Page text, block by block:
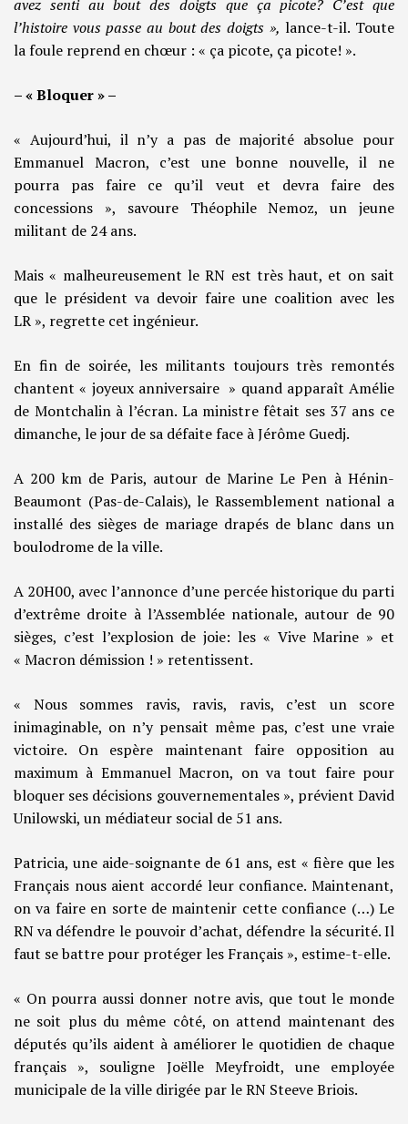
avez senti au bout des doigts que ça picote? C’est que
l’histoire vous passe au bout des doigts », lance-t-il. Toute
la foule reprend en chœur : « ça picote, ça picote! ».
– « Bloquer » –
« Aujourd’hui, il n’y a pas de majorité absolue pour
Emmanuel Macron, c’est une bonne nouvelle, il ne
pourra pas faire ce qu’il veut et devra faire des
concessions », savoure Théophile Nemoz, un jeune
militant de 24 ans.
Mais « malheureusement le RN est très haut, et on sait
que le président va devoir faire une coalition avec les
LR », regrette cet ingénieur.
En fin de soirée, les militants toujours très remontés
chantent « joyeux anniversaire » quand apparaît Amélie
de Montchalin à l’écran. La ministre fêtait ses 37 ans ce
dimanche, le jour de sa défaite face à Jérôme Guedj.
A 200 km de Paris, autour de Marine Le Pen à Hénin-
Beaumont (Pas-de-Calais), le Rassemblement national a
installé des sièges de mariage drapés de blanc dans un
boulodrome de la ville.
A 20H00, avec l’annonce d’une percée historique du parti
d’extrême droite à l’Assemblée nationale, autour de 90
sièges, c’est l’explosion de joie: les « Vive Marine » et
« Macron démission ! » retentissent.
« Nous sommes ravis, ravis, ravis, c’est un score
inimaginable, on n’y pensait même pas, c’est une vraie
victoire. On espère maintenant faire opposition au
maximum à Emmanuel Macron, on va tout faire pour
bloquer ses décisions gouvernementales », prévient David
Unilowski, un médiateur social de 51 ans.
Patricia, une aide-soignante de 61 ans, est « fière que les
Français nous aient accordé leur confiance. Maintenant,
on va faire en sorte de maintenir cette confiance (…) Le
RN va défendre le pouvoir d’achat, défendre la sécurité. Il
faut se battre pour protéger les Français », estime-t-elle.
« On pourra aussi donner notre avis, que tout le monde
ne soit plus du même côté, on attend maintenant des
députés qu’ils aident à améliorer le quotidien de chaque
français », souligne Joëlle Meyfroidt, une employée
municipale de la ville dirigée par le RN Steeve Briois.